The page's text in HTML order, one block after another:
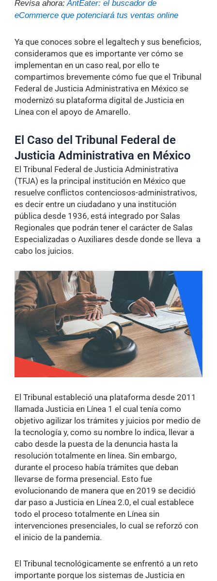
Revisa ahora:AntEater: el buscador de
eCommerce que potenciará tus ventas online
Ya que conoces sobre el legaltech y sus beneficios,
consideramos que es importante ver cómo se
implementan en un caso real, por ello te
compartimos brevemente cómo fue que el Tribunal
Federal de Justicia Administrativa en México se
modernizó su plataforma digital de Justicia en
Línea con el apoyo de Amarello.
El Caso del Tribunal Federal de
Justicia Administrativa en México
El Tribunal Federal de Justicia Administrativa
(TFJA) es la principal institución en México que
resuelve conflictos contenciosos-administrativos,
es decir entre un ciudadano y una institución
pública desde 1936, está integrado por Salas
Regionales que podrán tener el carácter de Salas
Especializadas o Auxiliares desde donde se lleva a
cabo los juicios.
El Tribunal estableció una plataforma desde 2011
llamada Justicia en Línea 1 el cual tenía como
objetivo agilizar los trámites y juicios por medio de
la tecnología y, como su nombre lo indica, llevar a
cabo desde la puesta de la denuncia hasta la
resolución totalmente en línea. Sin embargo,
durante el proceso había trámites que deban
llevarse de forma presencial. Esto fue
evolucionando de manera que en 2019 se decidió
dar paso a Justicia en Línea 2.0, el cual establece
todo el proceso totalmente en Línea sin
intervenciones presenciales, lo cual se reforzó con
el inicio de la pandemia.
El Tribunal tecnológicamente se enfrentó a un reto
importante porque los sistemas de Justicia en